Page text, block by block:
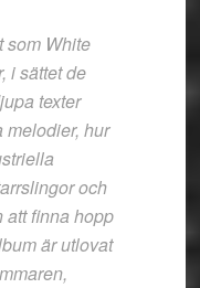
som White
i sättet de
texter
hur
och
att finna hopp
är utlovat